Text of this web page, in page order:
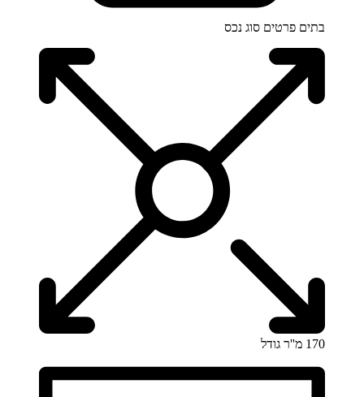
בתים פרטים סוג נכס
170 מ''ר גודל